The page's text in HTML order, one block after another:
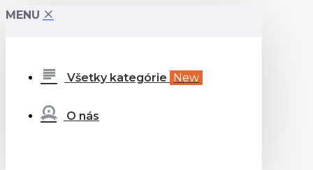
MENU
Všetky kategórie New
O nás